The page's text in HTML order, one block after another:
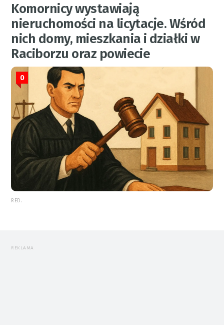
Komornicy wystawiają
nieruchomości na licytacje. Wśród
nich domy, mieszkania i działki w
Raciborzu oraz powiecie
0
RED.
REKLAMA